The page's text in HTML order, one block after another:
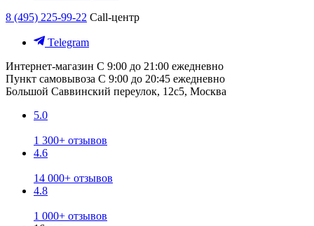
8 (495) 225-99-22 Call-центр
Telegram
Интернет-магазин С 9:00 до 21:00 ежедневно
Пункт самовывоза С 9:00 до 20:45 ежедневно
Большой Саввинский переулок, 12с5, Москва
5.0
1 300+ отзывов
4.6
14 000+ отзывов
4.8
1 000+ отзывов